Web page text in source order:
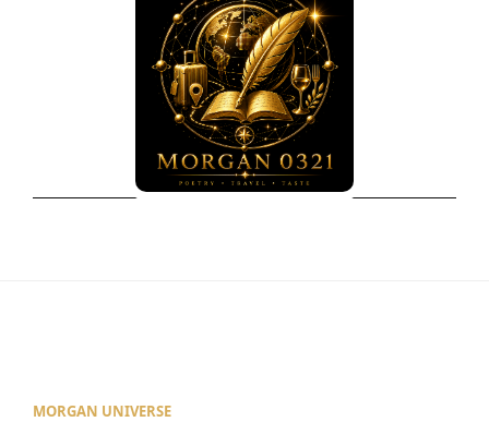
MORGAN UNIVERSE